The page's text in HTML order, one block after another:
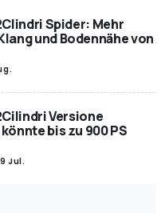
Spider: Mehr
und Bodennähe von
Versione
bis zu 900 PS
Jul.